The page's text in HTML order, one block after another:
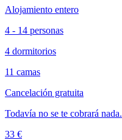
Alojamiento entero
4 - 14 personas
4 dormitorios
11 camas
Cancelación gratuita
Todavía no se te cobrará nada.
33 €